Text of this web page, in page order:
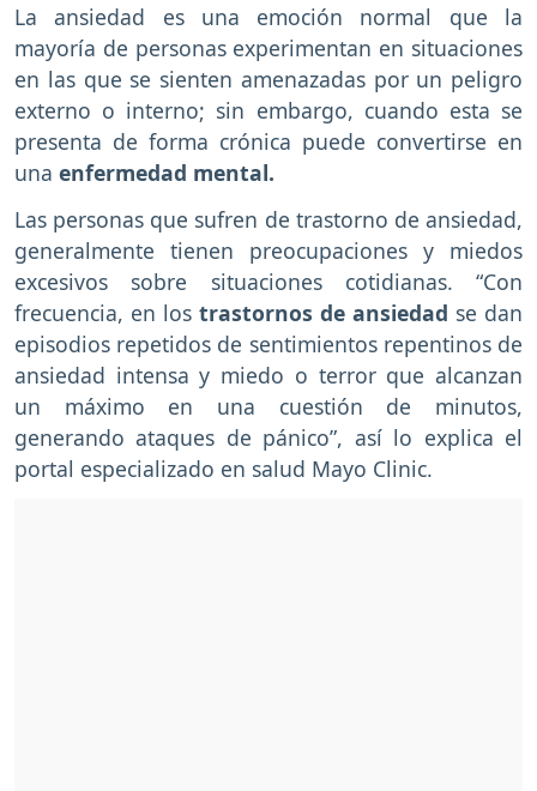
La ansiedad es una emoción normal que la
mayoría de personas experimentan en situaciones
en las que se sienten amenazadas por un peligro
externo o interno; sin embargo, cuando esta se
presenta de forma crónica puede convertirse en
una enfermedad mental.
Las personas que sufren de trastorno de ansiedad,
generalmente tienen preocupaciones y miedos
excesivos sobre situaciones cotidianas. “Con
frecuencia, en los trastornos de ansiedad se dan
episodios repetidos de sentimientos repentinos de
ansiedad intensa y miedo o terror que alcanzan
un máximo en una cuestión de minutos,
generando ataques de pánico”, así lo explica el
portal especializado en salud Mayo Clinic.